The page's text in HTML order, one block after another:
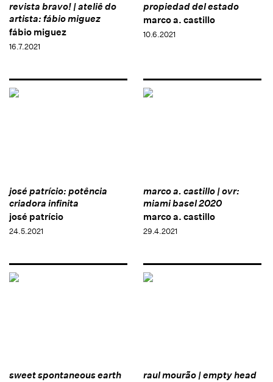
revista bravo! | ateliê do
artista: fábio miguez
fábio miguez
16.7.2021
propiedad del estado
marco a. castillo
10.6.2021
josé patrício: potência
criadora infinita
josé patrício
24.5.2021
marco a. castillo | ovr:
miami basel 2020
marco a. castillo
29.4.2021
sweet spontaneous earth
raul mourão | empty head